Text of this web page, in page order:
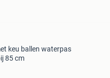
keu ballen waterpas
85 cm